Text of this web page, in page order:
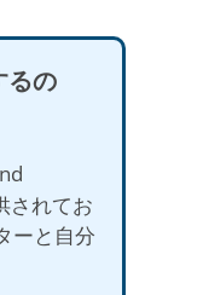
るの
されてお
ーと自分